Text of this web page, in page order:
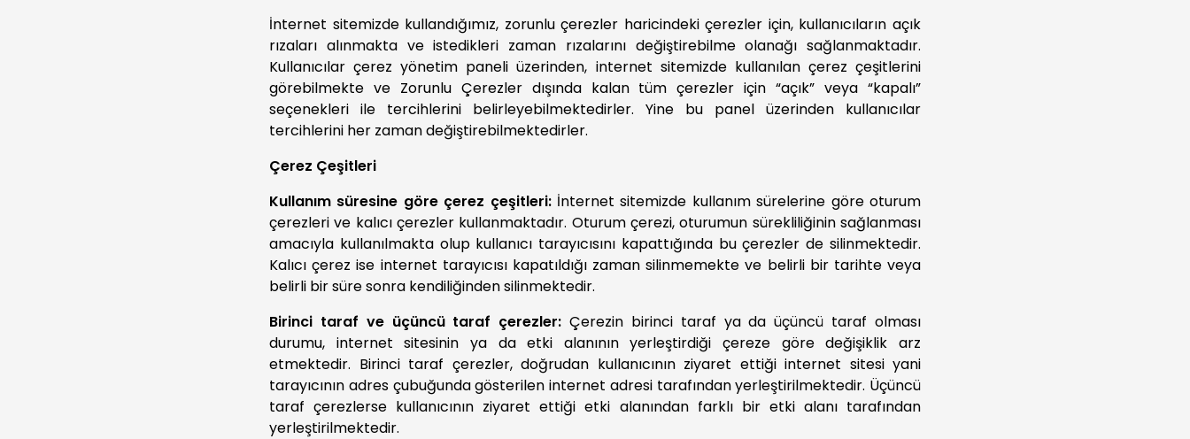
İnternet sitemizde kullandığımız, zorunlu çerezler haricindeki çerezler için, kullanıcıların açık
rızaları alınmakta ve istedikleri zaman rızalarını değiştirebilme olanağı sağlanmaktadır.
Kullanıcılar çerez yönetim paneli üzerinden, internet sitemizde kullanılan çerez çeşitlerini
görebilmekte ve Zorunlu Çerezler dışında kalan tüm çerezler için “açık” veya “kapalı”
seçenekleri ile tercihlerini belirleyebilmektedirler. Yine bu panel üzerinden kullanıcılar
tercihlerini her zaman değiştirebilmektedirler.
Çerez Çeşitleri
Kullanım süresine göre çerez çeşitleri:İnternet sitemizde kullanım sürelerine göre oturum
çerezleri ve kalıcı çerezler kullanmaktadır. Oturum çerezi, oturumun sürekliliğinin sağlanması
amacıyla kullanılmakta olup kullanıcı tarayıcısını kapattığında bu çerezler de silinmektedir.
Kalıcı çerez ise internet tarayıcısı kapatıldığı zaman silinmemekte ve belirli bir tarihte veya
belirli bir süre sonra kendiliğinden silinmektedir.
Birinci taraf ve üçüncü taraf çerezler: Çerezin birinci taraf ya da üçüncü taraf olması
durumu, internet sitesinin ya da etki alanının yerleştirdiği çereze göre değişiklik arz
etmektedir. Birinci taraf çerezler, doğrudan kullanıcının ziyaret ettiği internet sitesi yani
tarayıcının adres çubuğunda gösterilen internet adresi tarafından yerleştirilmektedir. Üçüncü
taraf çerezlerse kullanıcının ziyaret ettiği etki alanından farklı bir etki alanı tarafından
yerleştirilmektedir.